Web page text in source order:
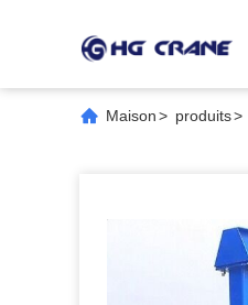
Maison> produits>